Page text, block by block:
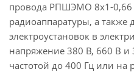
провода РПШЭМО 8х1-0,66
радиоаппаратуры, а также
электроустановок в
напряжение 380 В, 660 В и
частотой до 400 Гц или на